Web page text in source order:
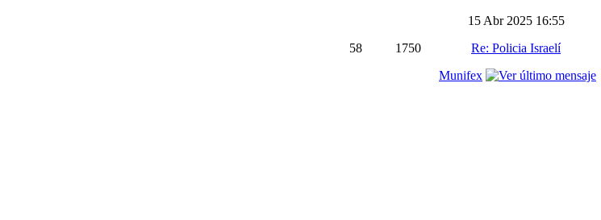
58 1750
15 Abr 2025 16:55
Re: Policia Israelí
Munifex